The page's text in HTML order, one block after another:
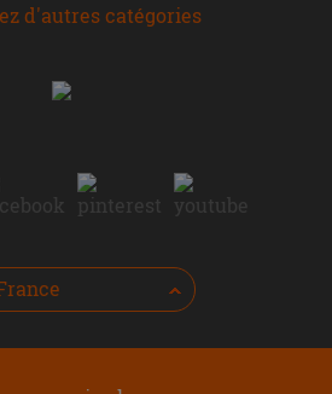
d'autres catégories